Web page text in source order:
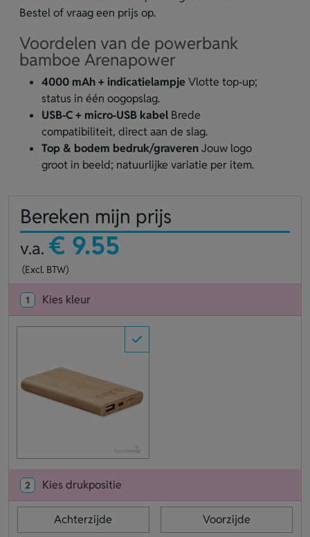
Bestel of vraag een prijs op.
Voordelen van de powerbank
bamboe Arenapower
4000 mAh + indicatielampjeVlotte top‑up;
status in één oogopslag.
USB‑C + micro‑USB kabel Brede
compatibiliteit, direct aan de slag.
Top & bodem bedruk/graverenJouw logo
groot in beeld; natuurlijke variatie per item.
Bereken mijn prijs
v.a. € 9.55
(Excl. BTW)
1 Kies kleur
2 Kies drukpositie
Achterzijde Voorzijde